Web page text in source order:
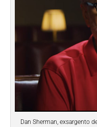
Dan Sherman, exsargento